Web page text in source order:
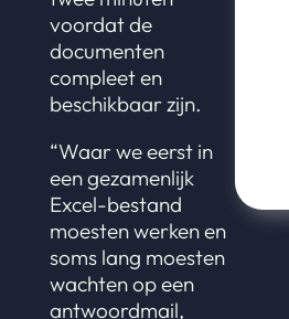
voordat de
documenten
compleet en
beschikbaar zijn.
“Waar we eerst in
een gezamenlijk
Excel-bestand
moesten werken en
soms lang moesten
wachten op een
antwoordmail,